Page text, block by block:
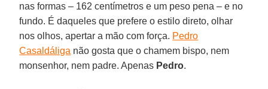
nas formas – 162 centímetros e um peso pena – e no
fundo. É daqueles que prefere o estilo direto, olhar
nos olhos, apertar a mão com força. Pedro
Casaldáliga não gosta que o chamem bispo, nem
monsenhor, nem padre. Apenas Pedro.